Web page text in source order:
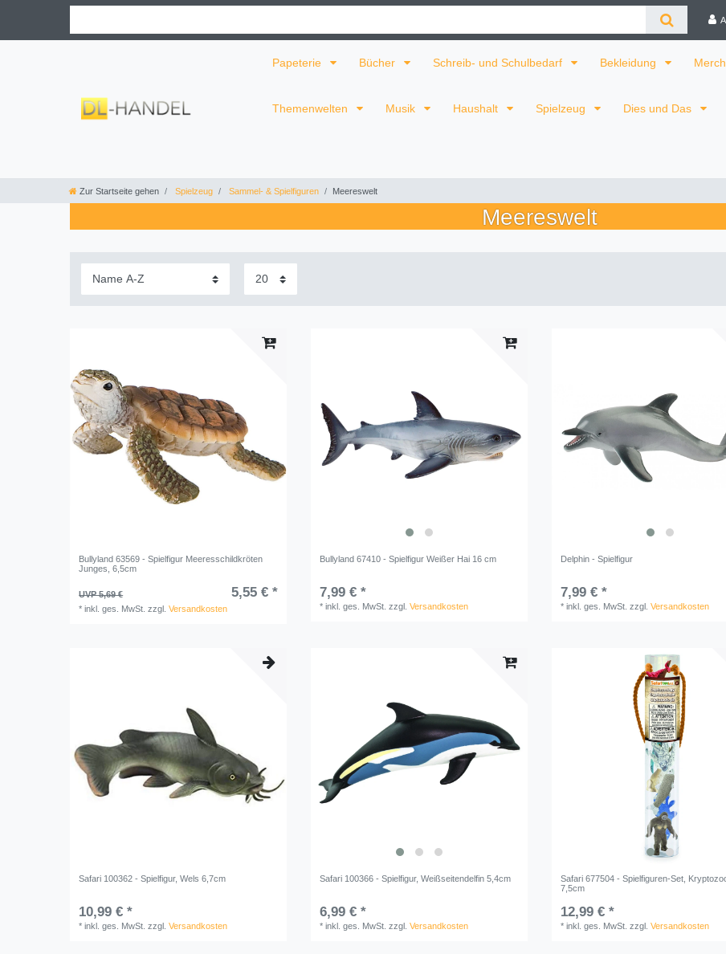
Papeterie Bücher Schreib- und Schulbedarf Bekleidung
Themenwelten Musik Haushalt Spielzeug Dies und Das
Zur Startseite gehen Spielzeug Sammel- & Spielfiguren Meereswelt
Meereswelt
Bullyland 63569 - Spielfigur Meeresschildkröten
Junges, 6,5cm
UVP 5,69 € 5,55 € *
*inkl. ges. MwSt. zzgl.Versandkosten
Bullyland 67410 - Spielfigur Weißer Hai 16 cm
7,99 € *
*inkl. ges. MwSt. zzgl.Versandkosten
Delphin - Spielfigur
7,99 € *
*inkl. ges. MwSt. zzgl.Versandkosten
Safari 100362 - Spielfigur, Wels 6,7cm
10,99 € *
*inkl. ges. MwSt. zzgl.Versandkosten
Safari 100366 - Spielfigur, Weißseitendelfin 5,4cm
6,99 € *
*inkl. ges. MwSt. zzgl.Versandkosten
Safari 677504 - Spielfiguren-Set,
7,5cm
12,99 € *
*inkl. ges. MwSt. zzgl.Versandkosten